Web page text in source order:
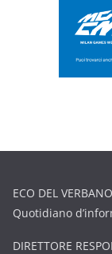
ECO DEL
Quotidiano
DIRETTORE